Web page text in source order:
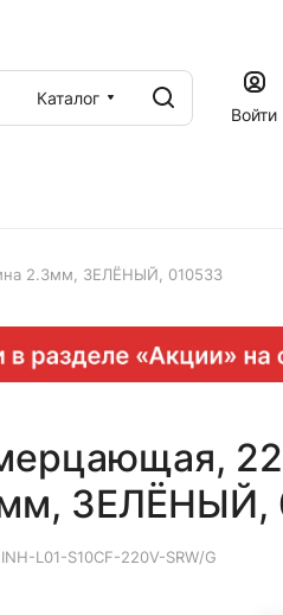
Каталог
Войти
2.3мм, ЗЕЛЁНЫЙ, 010533
ЗЕЛЁНЫЙ,
INH-L01-S10CF-220V-SRW/G